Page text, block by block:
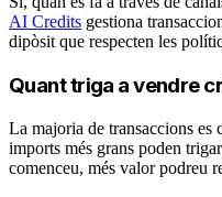
AI Credits gestiona
dipòsit que respecten les
Quant triga a vendre
La majoria de transaccions es
imports més grans poden
comenceu, més valor podreu